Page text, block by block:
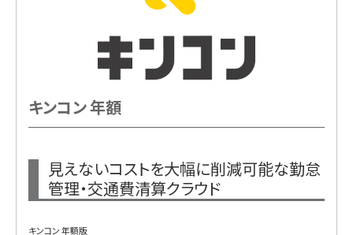
キンコン 年額
見えないコストを大幅に削減可能な勤怠
管理・交通費清算クラウド
キンコン 年額版